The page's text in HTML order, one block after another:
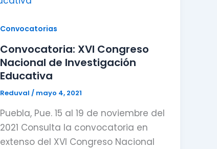
Convocatorias
Convocatoria: XVI Congreso
Nacional de Investigación
Educativa
Reduval/ mayo 4, 2021
Puebla, Pue. 15 al 19 de noviembre del
2021 Consulta la convocatoria en
extenso del XVI Congreso Nacional